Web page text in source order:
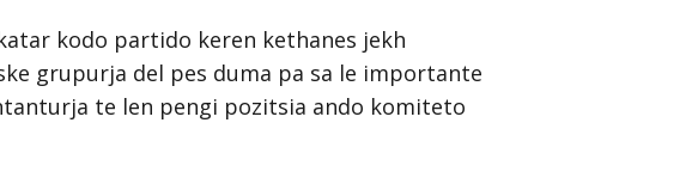
kodo partido keren kethanes jekh
grupurja del pes duma pa sa le importante
te len pengi pozitsia ando komiteto